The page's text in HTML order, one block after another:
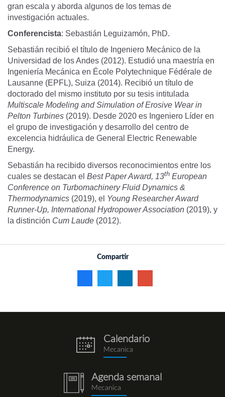
gran escala y aborda algunos de los temas de
investigación actuales.
Conferencista: Sebastián Leguizamón, PhD.
Sebastián recibió el título de Ingeniero Mecánico de la
Universidad de los Andes (2012). Estudió una maestría en
Ingeniería Mecánica en École Polytechnique Fédérale de
Lausanne (EPFL), Suiza (2014). Recibió un título de
doctorado del mismo instituto por su tesis intitulada
Multiscale Modeling and Simulation of Erosive Wear in
Pelton Turbines (2019). Desde 2020 es Ingeniero Líder en
el grupo de investigación y desarrollo del centro de
excelencia hidráulica de General Electric Renewable
Energy.
Sebastián ha recibido diversos reconocimientos entre los
cuales se destacan el Best Paper Award, 13th European
Conference on Turbomachinery Fluid Dynamics &
Thermodynamics (2019), el Young Researcher Award
Runner-Up, International Hydropower Association (2019), y
la distinción Cum Laude (2012).
Compartir
eventos.png
Calendario
Mecanica
notebookAgenda semanal
Mecanica